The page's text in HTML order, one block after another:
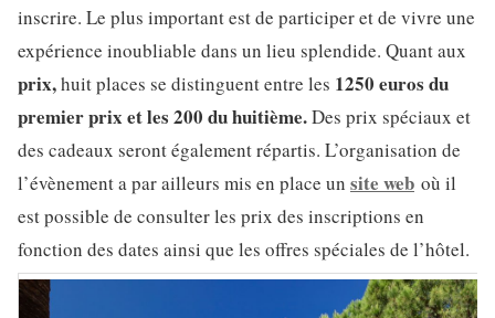
inscrire. Le plus important est de participer et de vivre une
expérience inoubliable dans un lieu splendide. Quant aux
prix,huit places se distinguent entre les 1250 euros du
premier prix et les 200 du huitième.Des prix spéciaux et
des cadeaux seront également répartis. L’organisation de
l’évènement a par ailleurs mis en place un site web où il
est possible de consulter les prix des inscriptions en
fonction des dates ainsi que les offres spéciales de l’hôtel.